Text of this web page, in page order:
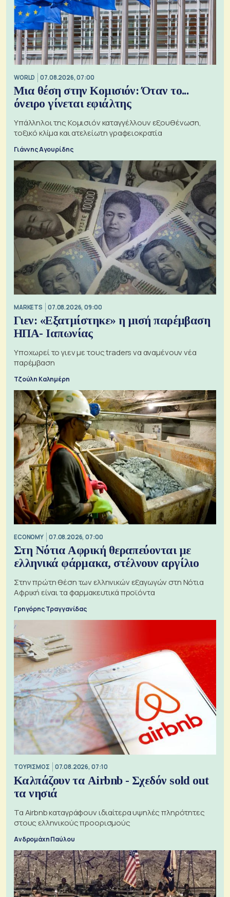
WORLD 07.08.2026, 07:00
Μια θέση στην Κομισιόν: Όταν το...
όνειρο γίνεται εφιάλτης
Υπάλληλοι της Κομισιόν καταγγέλλουν εξουθένωση,
τοξικό κλίμα και ατελείωτη γραφειοκρατία
Γιάννης Αγουρίδης
MARKETS 07.08.2026, 09:00
Γιεν: «Εξατμίστηκε» η μισή παρέμβαση
ΗΠΑ- Ιαπωνίας
Υποχωρεί το γιεν με τους traders να αναμένουν νέα
παρέμβαση
Τζούλη Καλημέρη
ECONOMY 07.08.2026, 07:00
Στη Νότια Αφρική θεραπεύονται με
ελληνικά φάρμακα, στέλνουν αργίλιο
Στην πρώτη θέση των ελληνικών εξαγωγών στη Νότια
Αφρική είναι τα φαρμακευτικά προϊόντα
Γρηγόρης Τραγγανίδας
ΤΟΥΡΙΣΜΟΣ 07.08.2026, 07:10
Καλπάζουν τα Airbnb - Σχεδόν sold out
τα νησιά
Τα Airbnb καταγράφουν ιδιαίτερα υψηλές πληρότητες
στους ελληνικούς προορισμούς
Ανδρομάχη Παύλου